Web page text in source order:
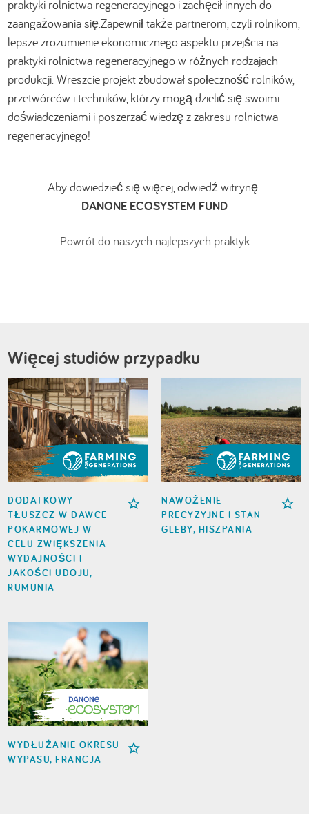
praktyki rolnictwa regeneracyjnego i zachęcił innych do
zaangażowania się.​Zapewnił także partnerom, czyli rolnikom,
lepsze zrozumienie ekonomicznego aspektu przejścia na
praktyki rolnictwa regeneracyjnego w różnych rodzajach
produkcji. Wreszcie projekt zbudował społeczność rolników,
przetwórców i techników, którzy mogą dzielić się swoimi
doświadczeniami i poszerzać wiedzę z zakresu rolnictwa
regeneracyjnego!
Aby dowiedzieć się więcej, odwiedź witrynę
DANONE ECOSYSTEM FUND
Powrót do naszych najlepszych praktyk
Więcej studiów przypadku
DODATKOWY
TŁUSZCZ W DAWCE
POKARMOWEJ W
CELU ZWIĘKSZENIA
WYDAJNOŚCI I
JAKOŚCI UDOJU,
RUMUNIA
NAWOŻENIE
PRECYZYJNE I STAN
GLEBY, HISZPANIA
WYDŁUŻANIE OKRESU
WYPASU, FRANCJA